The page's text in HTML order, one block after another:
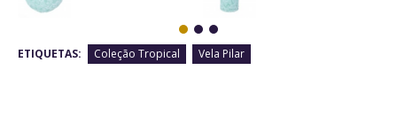
ETIQUETAS: Coleção Tropical Vela Pilar